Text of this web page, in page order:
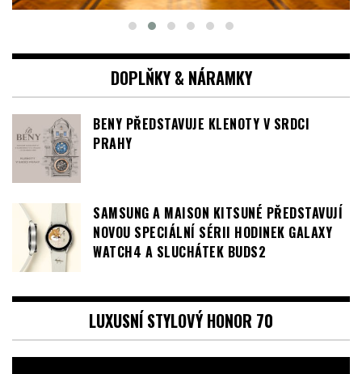
DOPLŇKY & NÁRAMKY
BENY PŘEDSTAVUJE KLENOTY V SRDCI
PRAHY
SAMSUNG A MAISON KITSUNÉ PŘEDSTAVUJÍ
NOVOU SPECIÁLNÍ SÉRII HODINEK GALAXY
WATCH4 A SLUCHÁTEK BUDS2
LUXUSNÍ STYLOVÝ HONOR 70